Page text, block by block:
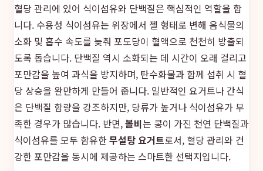
혈당 관리에 있어 식이섬유와 단백질은 핵심적인 역할을 합
니다. 수용성 식이섬유는 위장에서 젤 형태로 변해 음식물의
소화 및 흡수 속도를 늦춰 포도당이 혈액으로 천천히 방출되
도록 돕습니다. 단백질 역시 소화되는 데 시간이 오래 걸리고
포만감을 높여 과식을 방지하며, 탄수화물과 함께 섭취 시 혈
당 상승을 완만하게 만들어 줍니다. 일반적인 요거트나 간식
은 단백질 함량을 강조하지만, 당류가 높거나 식이섬유가 부
족한 경우가 많습니다. 반면,볼비는 콩이 가진 천연 단백질과
식이섬유를 모두 함유한무설탕 요거트로서, 혈당 관리와 건
강한 포만감을 동시에 제공하는 스마트한 선택지입니다.